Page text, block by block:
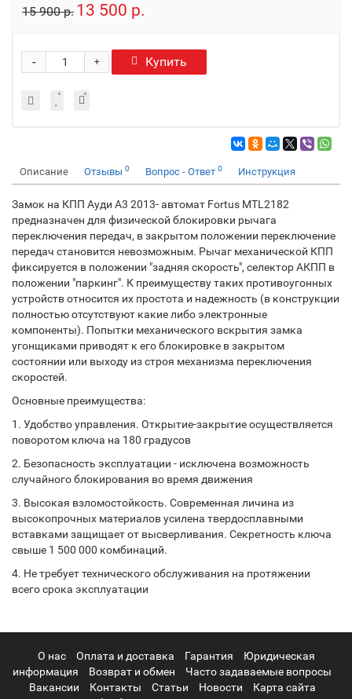
15 900 р. 13 500 р.
+
- Купить
Описание Отзывы 0 Вопрос - Ответ 0 Инструкция
Замок на КПП Ауди А3 2013- автомат Fortus MTL2182
предназначен для физической блокировки рычага
переключения передач, в закрытом положении переключение
передач становится невозможным. Рычаг механической КПП
фиксируется в положении "задняя скорость", селектор АКПП в
положении "паркинг". К преимуществу таких противоугонных
устройств относится их простота и надежность (в конструкции
полностью отсутствуют какие либо электронные
компоненты). Попытки механического вскрытия замка
угонщиками приводят к его блокировке в закрытом
состоянии или выходу из строя механизма переключения
скоростей.
Основные преимущества:
1. Удобство управления. Открытие-закрытие осуществляется
поворотом ключа на 180 градусов
2. Безопасность эксплуатации - исключена возможность
случайного блокирования во время движения
3. Высокая взломостойкость. Современная личина из
высокопрочных материалов усилена твердосплавными
вставками защищает от высверливания. Секретность ключа
свыше 1 500 000 комбинаций.
4. Не требует технического обслуживания на протяжении
всего срока эксплуатации
О нас Оплата и доставка Гарантия
Юридическая
информация
Возврат и обмен
Часто задаваемые вопросы
Вакансии
Контакты Статьи Новости
Карта сайта